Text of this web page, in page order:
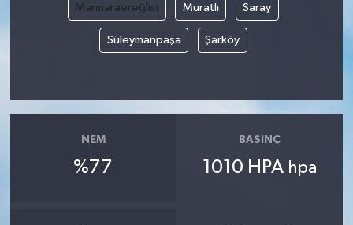
Marmaraereğlisi Muratlı Saray
Süleymanpaşa Şarköy
NEM
%77
BASINÇ
1010 HPA hpa